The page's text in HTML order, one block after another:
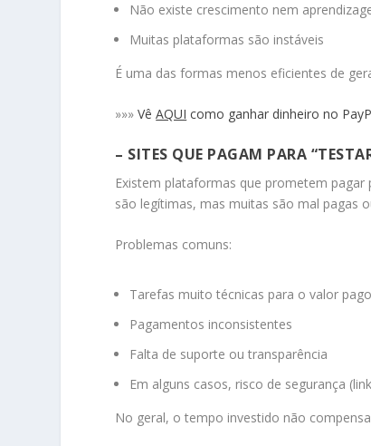
Não existe crescimento nem
Muitas plataformas são instáveis
É uma das formas menos eficientes de
»»»VêAQUI como ganhar dinheiro no
– SITES QUE PAGAM PARA
Existem plataformas que prometem
são legítimas, mas muitas são mal pagas
Problemas comuns:
Tarefas muito técnicas para o valor pago
Pagamentos inconsistentes
Falta de suporte ou transparência
Em alguns casos, risco de segurança
No geral, o tempo investido não